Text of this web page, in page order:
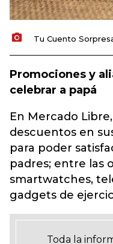
Tu Cuento
Promociones y
celebrar a papá
En Mercado
descuentos en
para poder
padres; entre las
smartwatches,
gadgets de
Toda la